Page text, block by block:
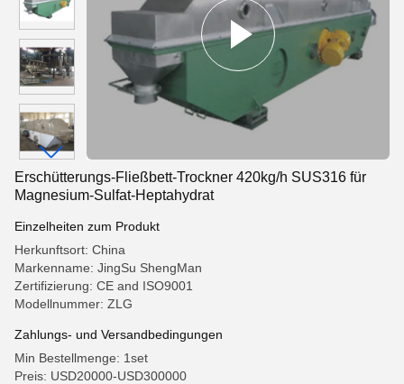
Erschütterungs-Fließbett-Trockner 420kg/h SUS316 für
Magnesium-Sulfat-Heptahydrat
Einzelheiten zum Produkt
Herkunftsort: China
Markenname: JingSu ShengMan
Zertifizierung: CE and ISO9001
Modellnummer: ZLG
Zahlungs- und Versandbedingungen
Min Bestellmenge: 1set
Preis: USD20000-USD300000